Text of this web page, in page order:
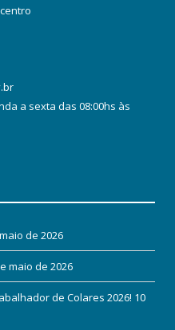
a sexta das 08:00hs às
de 2026
maio de 2026
de Colares 2026! 10